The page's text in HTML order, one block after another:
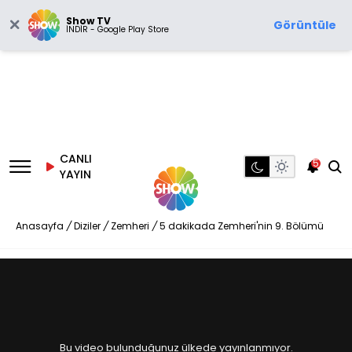
Show TV
İNDİR - Google Play Store Görüntüle
CANLI
YAYIN
5
Anasayfa / Diziler / Zemheri / 5 dakikada Zemheri'nin 9. Bölümü
Bu video bulunduğunuz ülkede yayınlanmıyor.